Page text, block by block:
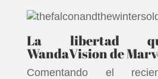
La libertad
WandaVision de
Comentando el